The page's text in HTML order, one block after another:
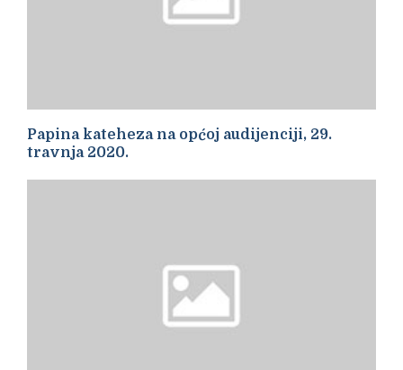
Papina kateheza na općoj audijenciji, 29.
travnja 2020.